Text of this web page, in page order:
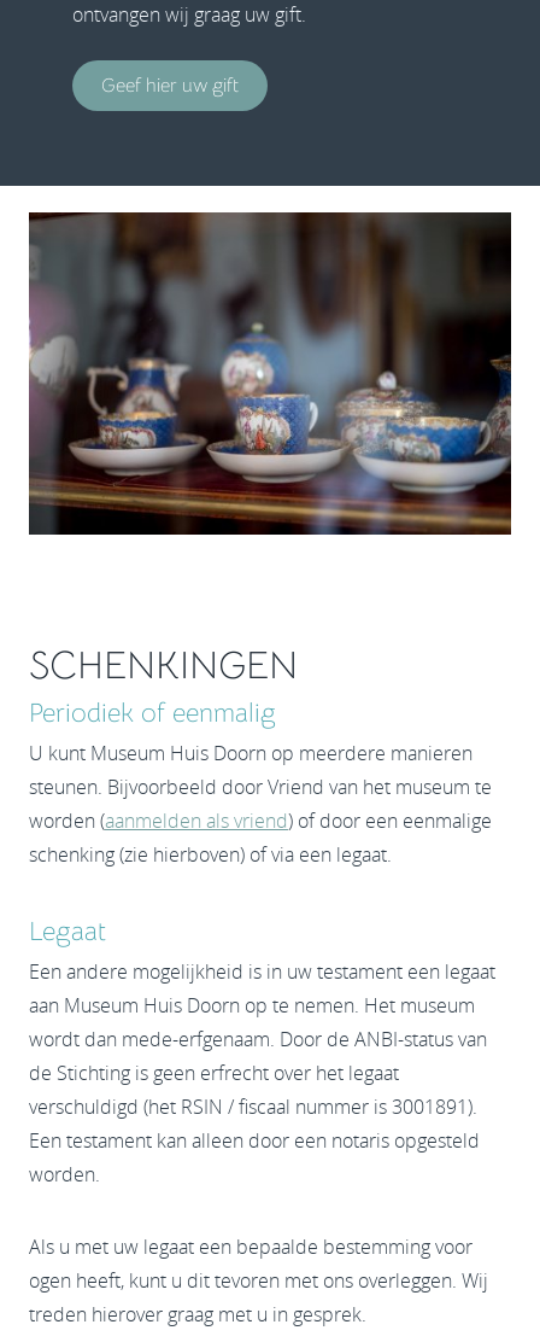
ontvangen wij graag uw gift.
Geef hier uw gift
SCHENKINGEN
Periodiek of eenmalig
U kunt Museum Huis Doorn op meerdere manieren
steunen. Bijvoorbeeld door Vriend van het museum te
worden (aanmelden als vriend) of door een eenmalige
schenking (zie hierboven) of via een legaat.
Legaat
Een andere mogelijkheid is in uw testament een legaat
aan Museum Huis Doorn op te nemen. Het museum
wordt dan mede-erfgenaam. Door de ANBI-status van
de Stichting is geen erfrecht over het legaat
verschuldigd (het RSIN / fiscaal nummer is 3001891).
Een testament kan alleen door een notaris opgesteld
worden.
Als u met uw legaat een bepaalde bestemming voor
ogen heeft, kunt u dit tevoren met ons overleggen. Wij
treden hierover graag met u in gesprek.